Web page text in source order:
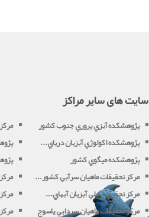
سایت های سایر مراکز
پژوهشکده آبزي پروري جنوب کشور
پژوهشکده اکولوژي آبزيان درياي...
پژوهشکده ميگوي کشور
مرکز تحقيقات ماهيان سرآبي کشور...
مرکز تحقيقات ملي آبزيان آبهاي...
مرکز تحقيقات ماهيان سردابي ياسوج